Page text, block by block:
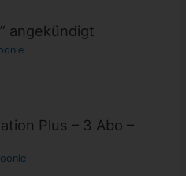
angekündigt
Plus – 3 Abo –